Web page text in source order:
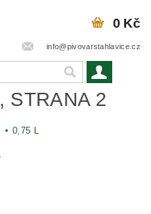
info@pivovarstahlavice.cz
0 Kč
, STRANA 2
0,75 L